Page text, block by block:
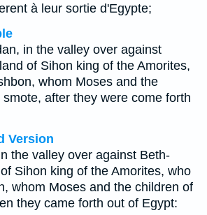
à leur sortie d'Egypte;
in the valley over against
of Sihon king of the Amorites,
whom Moses and the
after they were come forth
Version
the valley over against Beth-
Sihon king of the Amorites, who
whom Moses and the children of
they came forth out of Egypt: